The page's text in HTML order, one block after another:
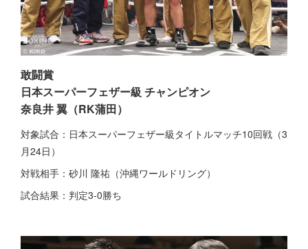
敢闘賞
日本スーパーフェザー級 チャンピオン
奈良井 翼（RK蒲田）
対象試合：日本スーパーフェザー級タイトルマッチ10回戦（3
月24日）
対戦相手：砂川 隆祐（沖縄ワールドリング）
試合結果：判定3-0勝ち